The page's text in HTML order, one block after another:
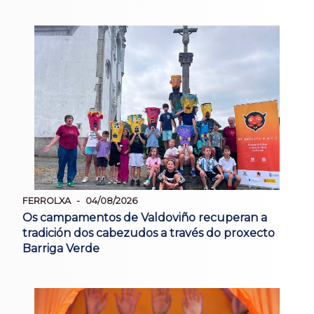
FERROLXA 04/08/2026
Os campamentos de Valdoviño recuperan a
tradición dos cabezudos a través do proxecto
Barriga Verde